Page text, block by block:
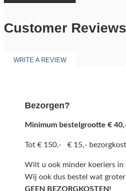
Customer Reviews
WRITE A REVIEW
Bezorgen?
Minimum bestelgrootte €
Tot € 150,- € 15,-
Wilt u ook minder koeriers in
Wij ook dus bestel wat
GEEN BEZORGKOSTEN!